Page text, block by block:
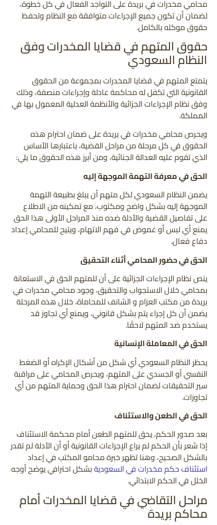
محامي مخدرات في بريدة على التواجد الفعال في كل خطوة،
لضمان أن تكون جميع الإجراءات متوافقة مع النظام وتحفظ
حقوق موكله بالكامل.
حقوق المتهم في قضايا المخدرات وفق
النظام السعودي
يتمتع المتهم في قضايا المخدرات بمجموعة من الحقوق
القانونية التي تكفل له محاكمة عادلة وإجراءات منصفة، وذلك
وفق نظام الإجراءات الجزائية والأنظمة العدلية المعمول بها في
المملكة.
ويحرص محامي مخدرات في بريدة على ضمان احترام هذه
الحقوق في كل مرحلة من مراحل القضية، باعتبارها الأساس
الذي تقوم عليه العدالة الجنائية، ومن أبرز هذه الحقوق ما يلي:
الحق في معرفة التهمة الموجهة إليه
يضمن النظام السعودي لكل متهم أن يبلغ بطبيعة التهمة
الموجهة إليه بشكل واضح ومكتوب، مع تمكينه من الاطلاع
على تفاصيل القضية والأدلة ضده منذ المراحل الأولى هذا الحق
يمنع أي لبس أو غموض في فهم الاتهام، ويتيح للمحامي إعداد
دفاع فعال.
الحق في حضور المحامي أثناء التحقيق
ينص نظام الإجراءات الجزائية على أن للمتهم الحق في الاستعانة
بمحامي خلال الاستجواب والتحقيق، وجود محامي مخدرات في
بريدة من مكتب العزام و الشانف للمحاماة، خلال هذه المرحلة
يضمن أن كل إجراء يتم بشكل قانوني، ويمنع أي تجاوز قد
يستخدم ضد المتهم لاحقًا.
الحق في المعاملة الإنسانية
يحظر النظام السعودي أي شكل من أشكال الإكراه أو الضغط
النفسي أو الجسدي على المتهم، ويحرص المحامي على مراقبة
سير التحقيقات لضمان احترام هذا الحق وحماية المتهم من أي
تجاوزات.
الحق في الطعن والاستئناف
بعد صدور الحكم، يحق للمتهم الطعن أمام محكمة الاستئناف
إذا شعر بأن الحكم لم يراع الإجراءات القانونية أو أن الأدلة لم تقدر
بالشكل الصحيح، وهنا تظهر خبرة محامو المكتب في إعداد
استئناف حكم مخدرات في السعوديةبشكل احترافي يوضح أوجه
الخلل في الحكم الابتدائي.
مراحل التقاضي في قضايا المخدرات أمام
محاكم بريدة